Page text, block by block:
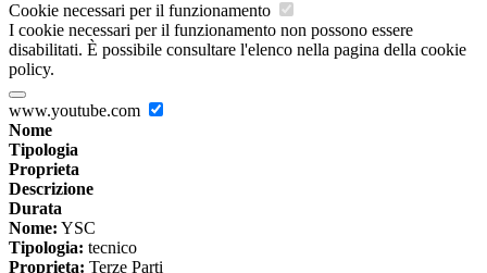
Cookie necessari per il funzionamento
I cookie necessari per il funzionamento non possono essere
disabilitati. È possibile consultare l'elenco nella pagina della cookie
policy.
www.youtube.com
Nome
Tipologia
Proprieta
Descrizione
Durata
Nome: YSC
Tipologia: tecnico
Proprieta: Terze Parti